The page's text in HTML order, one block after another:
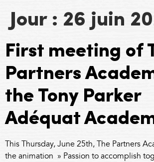
Jour : 26 juin
First meeting of
Partners
the Tony Parker
Adéquat
This Thursday, June 25th, The Partners
the animation » Passion to accomplish